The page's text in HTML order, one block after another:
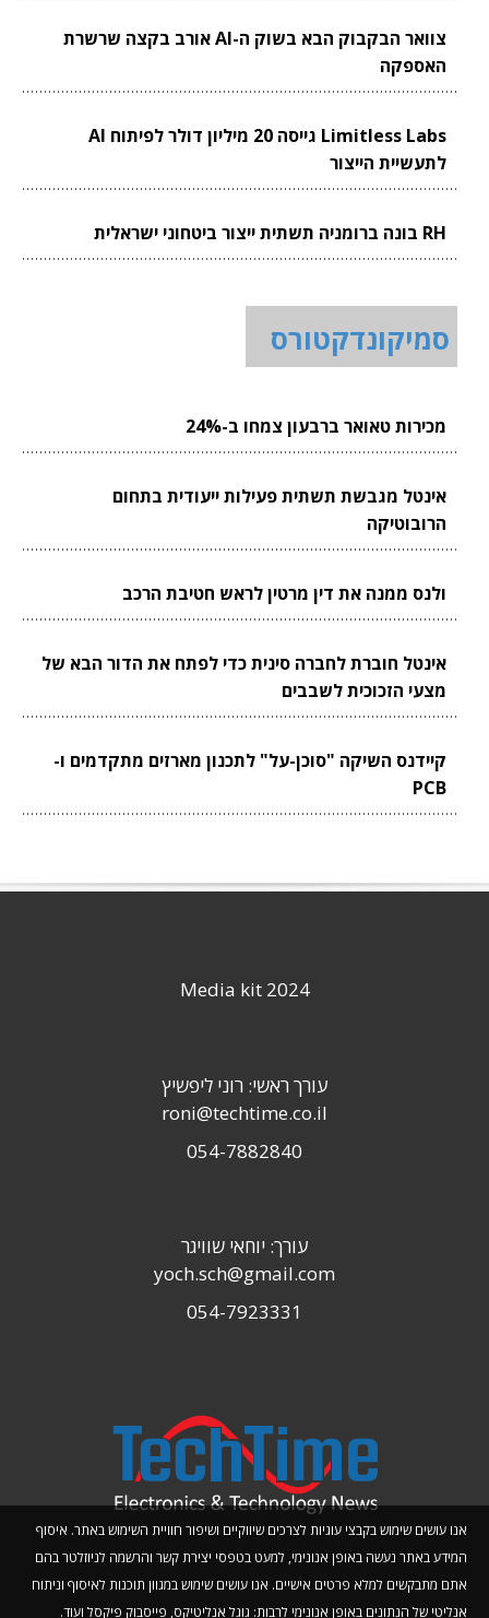
צוואר הבקבוק הבא בשוק ה-AI אורב בקצה שרשרת
האספקה
Limitless Labs גייסה 20 מיליון דולר לפיתוח AI
לתעשיית הייצור
RH בונה ברומניה תשתית ייצור ביטחוני ישראלית
סמיקונדקטורס
מכירות טאואר ברבעון צמחו ב-24%
אינטל מגבשת תשתית פעילות ייעודית בתחום
הרובוטיקה
ולנס ממנה את דין מרטין לראש חטיבת הרכב
אינטל חוברת לחברה סינית כדי לפתח את הדור הבא של
מצעי הזכוכית לשבבים
קיידנס השיקה "סוכן-על" לתכנון מארזים מתקדמים ו-
PCB
אנו עושים שימוש בקבצי עוגיות לצרכים שיווקיים ושיפור חוויית השימוש באתר. איסוף
המידע באתר נעשה באופן אנונימי, למעט בטפסי יצירת קשר והרשמה לניוזלטר בהם
אתם מתבקשים למלא פרטים אישיים. אנו עושים שימוש במגוון תוכנות לאיסוף וניתוח
אנליטי של הנתונים באופן אנונימי לרבות: גוגל אנליטיקס, פייסבוק פיקסל ועוד.
Media kit 2024
עורך ראשי: רוני ליפשיץ
roni@techtime.co.il
054-7882840
עורך: יוחאי שוויגר
yoch.sch@gmail.com
054-7923331